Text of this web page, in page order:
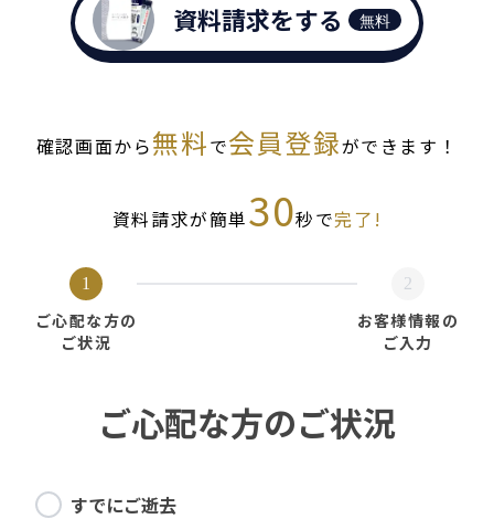
資料請求をする 無料
確認画面から無料で会員登録ができます！
資料請求が簡単30秒で完了!
1
ご心配な方の
ご状況
2
お客様情報の
ご入力
ご心配な方のご状況
すでにご逝去